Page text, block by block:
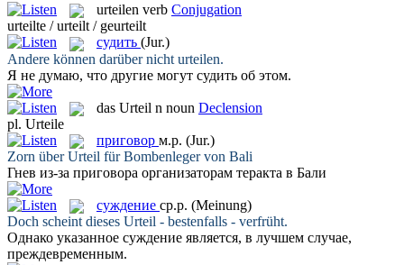
urteilen verb Conjugation
urteilte / urteilt / geurteilt
судить (Jur.)
Andere können darüber nicht urteilen.
Я не думаю, что другие могут судить об этом.
das Urteil n noun Declension
pl. Urteile
приговор м.р. (Jur.)
Zorn überUrteil für Bombenleger von Bali
Гнев из-за приговора организаторам теракта в Бали
суждение ср.р. (Meinung)
Doch scheint dieses Urteil - bestenfalls - verfrüht.
Однако указанное суждение является, в лучшем случае,
преждевременным.